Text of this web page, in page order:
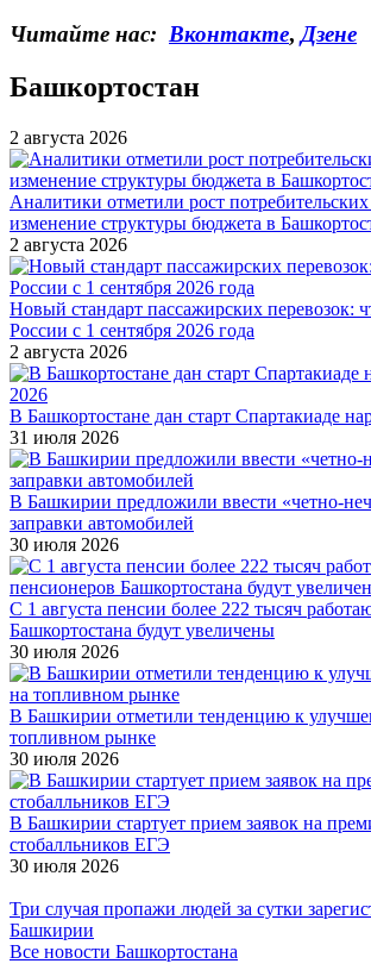
Читайте нас: Вконтакте, Дзене
Башкортостан
2 августа 2026
Аналитики отметили рост потребительских
изменение структуры бюджета в
2 августа 2026
Новый стандарт пассажирских перевозок:
России с 1 сентября 2026 года
2 августа 2026
В Башкортостане дан старт Спартакиаде
31 июля 2026
В Башкирии предложили ввести «четно-
заправки автомобилей
30 июля 2026
С 1 августа пенсии более 222 тысяч
Башкортостана будут увеличены
30 июля 2026
В Башкирии отметили тенденцию к
топливном рынке
30 июля 2026
В Башкирии стартует прием заявок на
стобалльников ЕГЭ
30 июля 2026
Три случая пропажи людей за сутки
Башкирии
Все новости Башкортостана